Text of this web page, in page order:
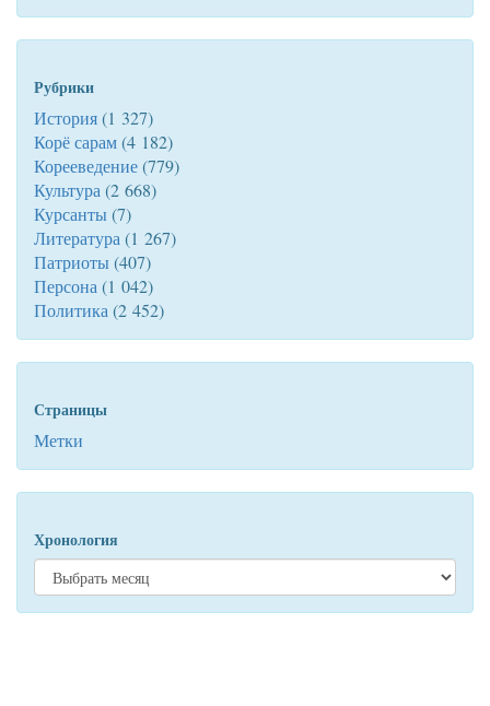
Рубрики
История(1 327)
Корё сарам(4 182)
Корееведение(779)
Культура (2 668)
Курсанты(7)
Литература (1 267)
Патриоты(407)
Персона (1 042)
Политика (2 452)
Страницы
Метки
Хронология